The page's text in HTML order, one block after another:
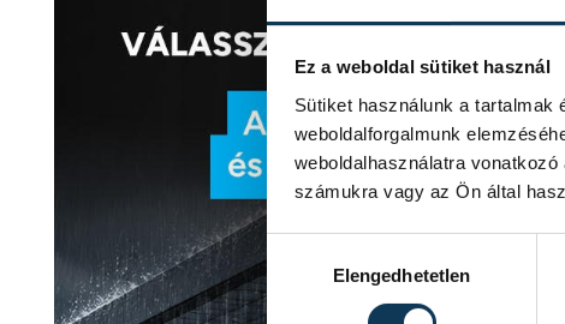
Ez a weboldal sütiket használ
Sütiket használunk a
weboldalforgalmunk
weboldalhasználatra
számukra vagy az Ön által
Elengedhetetlen